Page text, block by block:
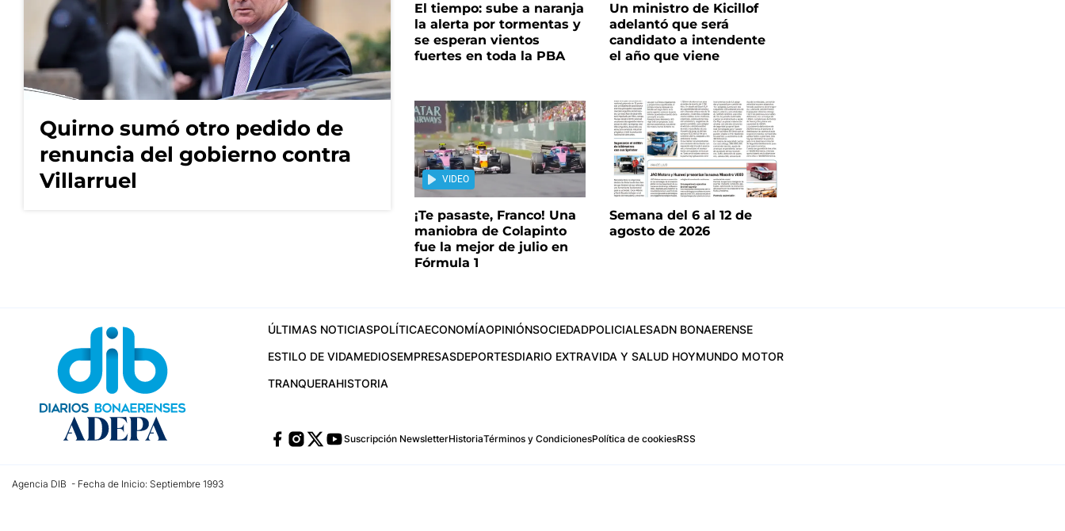
Quirno sumó otro pedido de
renuncia del gobierno contra
Villarruel
El tiempo: sube a naranja
la alerta por tormentas y
se esperan vientos
fuertes en toda la PBA
Un ministro de Kicillof
adelantó que será
candidato a intendente
el año que viene
VIDEO
¡Te pasaste, Franco! Una
maniobra de Colapinto
fue la mejor de julio en
Fórmula 1
Semana del 6 al 12 de
agosto de 2026
ÚLTIMAS NOTICIASPOLÍTICAECONOMÍAOPINIÓNSOCIEDADPOLICIALESADN BONAERENSE
ESTILO DE VIDAMEDIOSEMPRESASDEPORTESDIARIO EXTRAVIDA Y SALUD HOYMUNDO MOTOR
TRANQUERAHISTORIA
Suscripción NewsletterHistoriaTérminos y CondicionesPolítica de cookiesRSS
Agencia DIB - Fecha de Inicio: Septiembre 1993